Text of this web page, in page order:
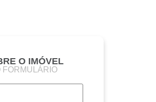
O IMÓVEL
FORMULÁRIO